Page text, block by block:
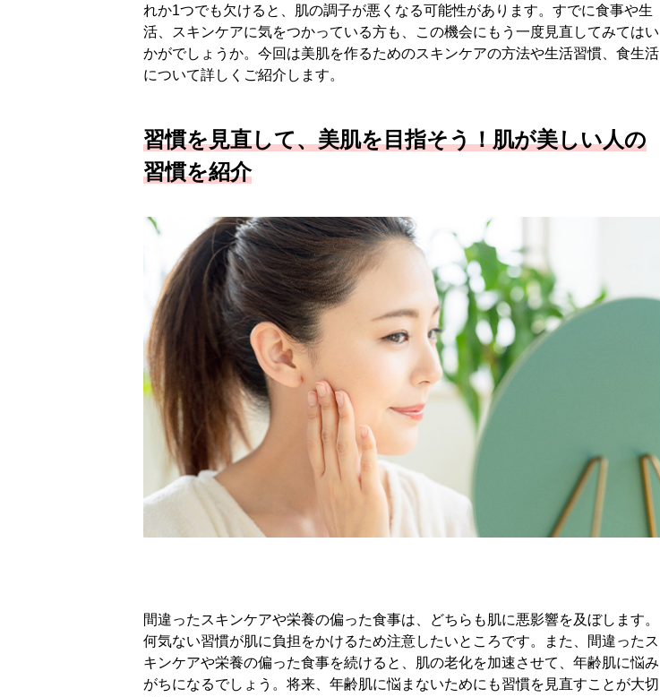
れか1つでも欠けると、肌の調子が悪くなる可能性があります。すでに食事や生
活、スキンケアに気をつかっている方も、この機会にもう一度見直してみてはい
かがでしょうか。今回は美肌を作るためのスキンケアの方法や生活習慣、食生活
について詳しくご紹介します。
習慣を見直して、美肌を目指そう！肌が美しい人の
習慣を紹介
間違ったスキンケアや栄養の偏った食事は、どちらも肌に悪影響を及ぼします。
何気ない習慣が肌に負担をかけるため注意したいところです。また、間違ったス
キンケアや栄養の偏った食事を続けると、肌の老化を加速させて、年齢肌に悩み
がちになるでしょう。将来、年齢肌に悩まないためにも習慣を見直すことが大切